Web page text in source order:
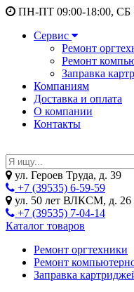
ПН-ПТ 09:00-18:00, СБ
Сервис
Ремонт
Ремонт
Заправка
Компаниям
Доставка и оплата
О компании
Контакты
ул. Героев Труда, д. 39
+7 (39535) 6-59-59
ул. 50 лет ВЛКСМ, д. 26
+7 (39535) 7-04-14
Каталог товаров
Ремонт оргтехники
Ремонт
Заправка